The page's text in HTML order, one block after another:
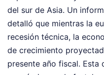
del sur de Asia. Un
detalló que mientras la
recesión técnica, la
de crecimiento
presente año fiscal. Esta